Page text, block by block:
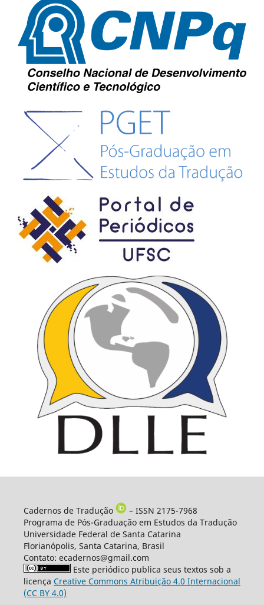
Cadernos de Tradução
– ISSN 2175-7968
Programa de Pós-Graduação em Estudos da Tradução
Universidade Federal de Santa Catarina
Florianópolis, Santa Catarina, Brasil
Contato: ecadernos@gmail.com
Este periódico publica seus textos sob a
licença Creative Commons Atribuição 4.0 Internacional
(CC BY 4.0)